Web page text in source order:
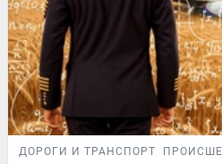
ДОРОГИ И ТРАНСПОРТ